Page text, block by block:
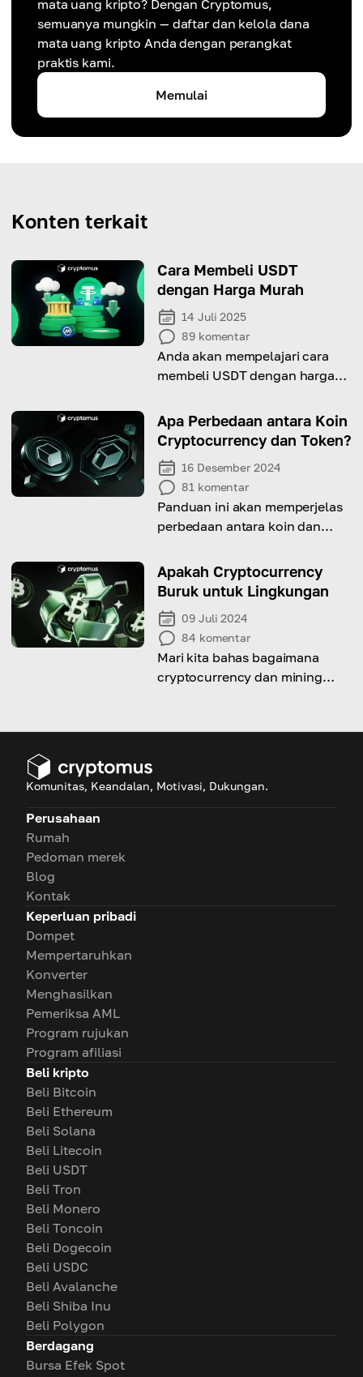
mata uang kripto? Dengan Cryptomus,
semuanya mungkin — daftar dan kelola dana
mata uang kripto Anda dengan perangkat
praktis kami.
Memulai
Konten terkait
Cara Membeli USDT
dengan Harga Murah
14 Juli 2025
89 komentar
Anda akan mempelajari cara
membeli USDT dengan harga
Apa Perbedaan antara Koin
Cryptocurrency dan Token?
16 Desember 2024
81 komentar
Panduan ini akan memperjelas
perbedaan antara koin dan
pembedaan itu penting!
Apakah Cryptocurrency
Buruk untuk Lingkungan
09 Juli 2024
84 komentar
Mari kita bahas bagaimana
cryptocurrency dan mining
Komunitas, Keandalan, Motivasi, Dukungan.
Perusahaan
Rumah
Pedoman merek
Blog
Kontak
Keperluan pribadi
Dompet
Mempertaruhkan
Konverter
Menghasilkan
Pemeriksa AML
Program rujukan
Program afiliasi
Beli kripto
Beli Bitcoin
Beli Ethereum
Beli Solana
Beli Litecoin
Beli USDT
Beli Tron
Beli Monero
Beli Toncoin
Beli Dogecoin
Beli USDC
Beli Avalanche
Beli Shiba Inu
Beli Polygon
Berdagang
Bursa Efek Spot